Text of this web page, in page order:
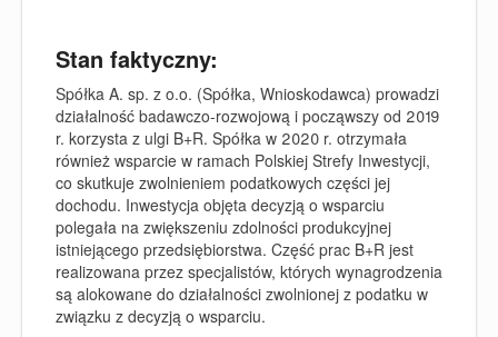
Stan faktyczny:
Spółka A. sp. z o.o. (Spółka, Wnioskodawca) prowadzi
działalność badawczo-rozwojową i począwszy od 2019
r. korzysta z ulgi B+R. Spółka w 2020 r. otrzymała
również wsparcie w ramach Polskiej Strefy Inwestycji,
co skutkuje zwolnieniem podatkowych części jej
dochodu. Inwestycja objęta decyzją o wsparciu
polegała na zwiększeniu zdolności produkcyjnej
istniejącego przedsiębiorstwa. Część prac B+R jest
realizowana przez specjalistów, których wynagrodzenia
są alokowane do działalności zwolnionej z podatku w
związku z decyzją o wsparciu.